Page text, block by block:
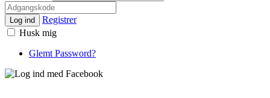
Log ind
Registrer
Husk mig
Glemt Password?